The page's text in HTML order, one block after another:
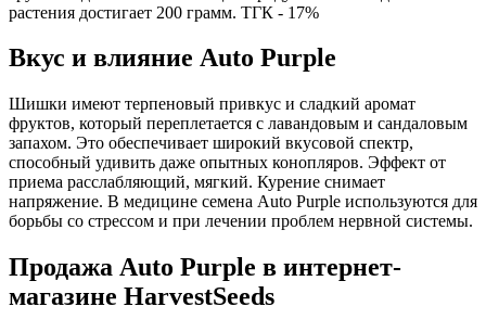
растения достигает 200 грамм. ТГК - 17%
Вкус и влияние Auto Purple
Шишки имеют терпеновый привкус и сладкий аромат
фруктов, который переплетается с лавандовым и сандаловым
запахом. Это обеспечивает широкий вкусовой спектр,
способный удивить даже опытных конопляров. Эффект от
приема расслабляющий, мягкий. Курение снимает
напряжение. В медицине семена Auto Purple используются для
борьбы со стрессом и при лечении проблем нервной системы.
Продажа Auto Purple в интернет-
магазине HarvestSeeds